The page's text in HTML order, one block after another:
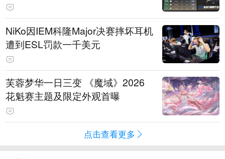
NiKo因IEM科隆Major决赛摔坏耳机
遭到ESL罚款一千美元
芙蓉梦华一日三变 《魔域》2026
花魁赛主题及限定外观首曝
点击查看更多